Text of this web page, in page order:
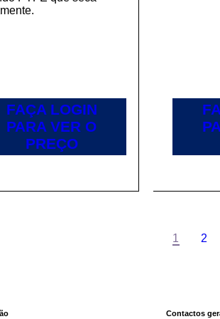
FAÇA LOGIN
PARA VER O
PREÇO
1 2
Contactos